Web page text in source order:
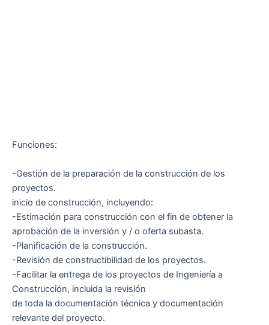
Funciones:
-Gestión de la preparación de la construcción de los
proyectos.
inicio de construcción, incluyendo:
-Estimación para construcción con el fin de obtener la
aprobación de la inversión y / o oferta subasta.
-Planificación de la construcción.
-Revisión de constructibilidad de los proyectos.
-Facilitar la entrega de los proyectos de Ingeniería a
Construcción, incluida la revisión
de toda la documentación técnica y documentación
relevante del proyecto.